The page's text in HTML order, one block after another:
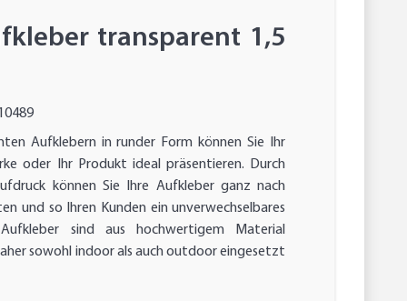
transparent 1,5
Aufklebern in runder Form können Sie Ihr
oder Ihr Produkt ideal präsentieren. Durch
können Sie Ihre Aufkleber ganz nach
und so Ihren Kunden ein unverwechselbares
sind aus hochwertigem Material
sowohl indoor als auch outdoor eingesetzt